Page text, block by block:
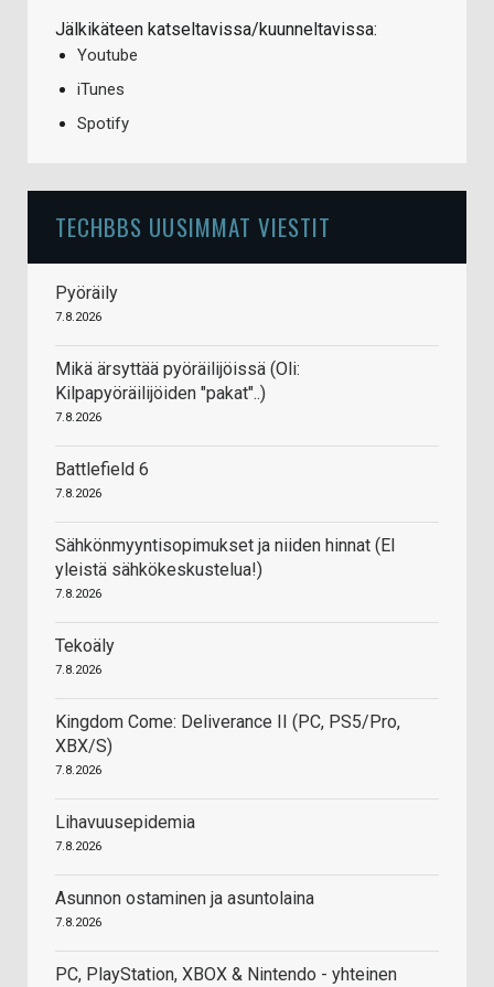
Jälkikäteen katseltavissa/kuunneltavissa:
Youtube
iTunes
Spotify
TECHBBS UUSIMMAT VIESTIT
Pyöräily
7.8.2026
Mikä ärsyttää pyöräilijöissä (Oli:
Kilpapyöräilijöiden "pakat"..)
7.8.2026
Battlefield 6
7.8.2026
Sähkönmyyntisopimukset ja niiden hinnat (EI
yleistä sähkökeskustelua!)
7.8.2026
Tekoäly
7.8.2026
Kingdom Come: Deliverance II (PC, PS5/Pro,
XBX/S)
7.8.2026
Lihavuusepidemia
7.8.2026
Asunnon ostaminen ja asuntolaina
7.8.2026
PC, PlayStation, XBOX & Nintendo - yhteinen